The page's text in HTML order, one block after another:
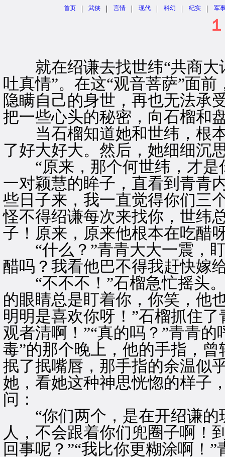
首页 | 武侠 | 言情 | 现代 | 科幻 | 纪实 | 军
就在绍谦去找世纬“共商大
吐真情”。在这“观音菩萨”面
隐瞒自己的身世，再也无法承
把一些心头的秘密，向石榴和
当石榴知道她和世纬，根本
了好大好大。然后，她细细沉
“原来，那个何世纬，才是
一对颖慧的眸子，直看到青青
些日子来，我一直觉得你们三
怪不得绍谦每次来找你，世纬
子！原来，原来他根本在吃醋
“什么？”青青大大一震，盯
醋吗？我看他巴不得我赶快嫁
“不不不！”石榴急忙摇头。
的眼睛总是盯着你，你笑，
明明是喜欢你呀！”石榴抓住
观者清啊！”“真的吗？”青青
毒”的那个晚上，他的手指，
抿了抿嘴唇，那手指的余温似
她，看她这种神思恍惚的样子
问：
“你们两个，是在开绍谦的
人，不会跟着你们兜圈子啊！
回事呢？”“我比你更糊涂啊！